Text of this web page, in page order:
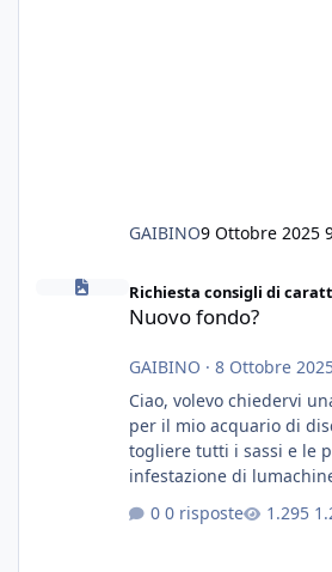
GAIBINO9 Ottobre 2025
Richiesta consigli di
Nuovo fondo?
GAIBINO · 8 Ottobre
Ciao, volevo chiedervi
per il mio acquario di
togliere tutti i sassi e le
infestazione di
cardinali, e tre pulitori in
0 risposte